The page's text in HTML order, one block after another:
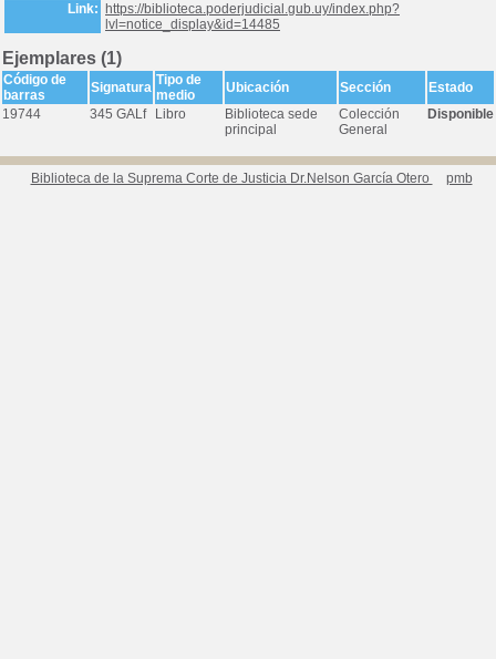
Link:
https://biblioteca.poderjudicial.gub.uy/index.php?
lvl=notice_display&id=14485
Ejemplares (1)
Código de
barras
Signatura Tipo de
medio
Ubicación Sección
Estado
19744
345 GALf Libro
Biblioteca sede
principal
Colección
General
Disponible
Biblioteca de la Suprema Corte de Justicia Dr.Nelson García Otero pmb